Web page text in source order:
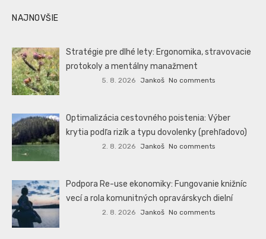
NAJNOVŠIE
Stratégie pre dlhé lety: Ergonomika, stravovacie
protokoly a mentálny manažment
5. 8. 2026 Jankoš No comments
Optimalizácia cestovného poistenia: Výber
krytia podľa rizík a typu dovolenky (prehľadovo)
2. 8. 2026 Jankoš No comments
Podpora Re-use ekonomiky: Fungovanie knižníc
vecí a rola komunitných opravárskych dielní
2. 8. 2026 Jankoš No comments